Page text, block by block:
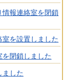
報連絡室を閉鎖
を設置しました
閉鎖しました
ました